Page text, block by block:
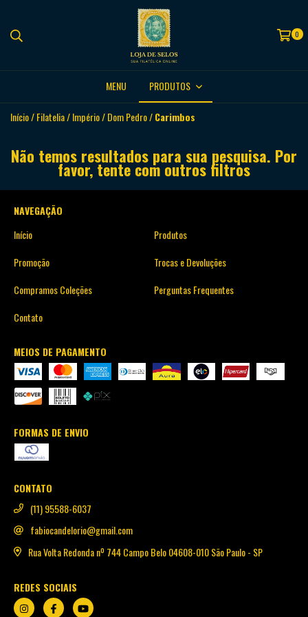
0
MENU PRODUTOS
Início/Filatelia/Império/Dom Pedro/Carimbos
Não temos resultados para sua pesquisa. Por
favor, tente com outros filtros
NAVEGAÇÃO
Início
Produtos
Promoção
Trocas e Devoluções
Compramos Coleções
Perguntas Frequentes
Contato
MEIOS DE PAGAMENTO
FORMAS DE ENVIO
CONTATO
(11) 95588-6037
fabiocandelorio@gmail.com
Rua Volta Redonda nº 744 Campo Belo 04608-010 São Paulo - SP
REDES SOCIAIS